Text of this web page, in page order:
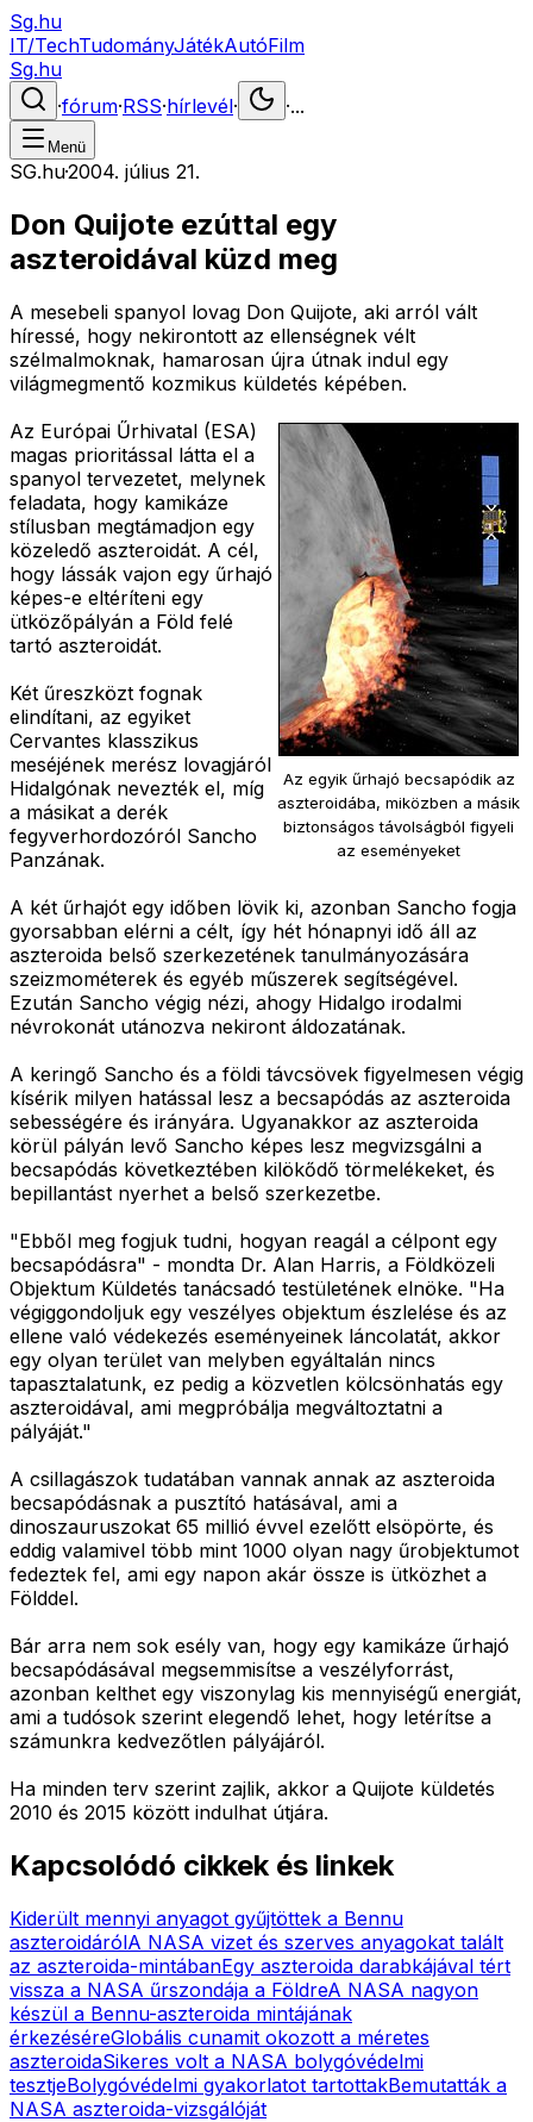
Sg.hu
IT/TechTudományJátékAutóFilm
Sg.hu
·fórum·RSS·hírlevél· ·...
Menü
SG.hu·2004. július 21.
Don Quijote ezúttal egy
aszteroidával küzd meg
A mesebeli spanyol lovag Don Quijote, aki arról vált
híressé, hogy nekirontott az ellenségnek vélt
szélmalmoknak, hamarosan újra útnak indul egy
világmegmentő kozmikus küldetés képében.
Az egyik űrhajó becsapódik az
aszteroidába, miközben a másik
biztonságos távolságból figyeli
az eseményeket
Az Európai Űrhivatal (ESA)
magas prioritással látta el a
spanyol tervezetet, melynek
feladata, hogy kamikáze
stílusban megtámadjon egy
közeledő aszteroidát. A cél,
hogy lássák vajon egy űrhajó
képes-e eltéríteni egy
ütközőpályán a Föld felé
tartó aszteroidát.
Két űreszközt fognak
elindítani, az egyiket
Cervantes klasszikus
meséjének merész lovagjáról
Hidalgónak nevezték el, míg
a másikat a derék
fegyverhordozóról Sancho
Panzának.
A két űrhajót egy időben lövik ki, azonban Sancho fogja
gyorsabban elérni a célt, így hét hónapnyi idő áll az
aszteroida belső szerkezetének tanulmányozására
szeizmométerek és egyéb műszerek segítségével.
Ezután Sancho végig nézi, ahogy Hidalgo irodalmi
névrokonát utánozva nekiront áldozatának.
A keringő Sancho és a földi távcsövek figyelmesen végig
kísérik milyen hatással lesz a becsapódás az aszteroida
sebességére és irányára. Ugyanakkor az aszteroida
körül pályán levő Sancho képes lesz megvizsgálni a
becsapódás következtében kilökődő törmelékeket, és
bepillantást nyerhet a belső szerkezetbe.
"Ebből meg fogjuk tudni, hogyan reagál a célpont egy
becsapódásra" - mondta Dr. Alan Harris, a Földközeli
Objektum Küldetés tanácsadó testületének elnöke. "Ha
végiggondoljuk egy veszélyes objektum észlelése és az
ellene való védekezés eseményeinek láncolatát, akkor
egy olyan terület van melyben egyáltalán nincs
tapasztalatunk, ez pedig a közvetlen kölcsönhatás egy
aszteroidával, ami megpróbálja megváltoztatni a
pályáját."
A csillagászok tudatában vannak annak az aszteroida
becsapódásnak a pusztító hatásával, ami a
dinoszauruszokat 65 millió évvel ezelőtt elsöpörte, és
eddig valamivel több mint 1000 olyan nagy űrobjektumot
fedeztek fel, ami egy napon akár össze is ütközhet a
Földdel.
Bár arra nem sok esély van, hogy egy kamikáze űrhajó
becsapódásával megsemmisítse a veszélyforrást,
azonban kelthet egy viszonylag kis mennyiségű energiát,
ami a tudósok szerint elegendő lehet, hogy letérítse a
számunkra kedvezőtlen pályájáról.
Ha minden terv szerint zajlik, akkor a Quijote küldetés
2010 és 2015 között indulhat útjára.
Kapcsolódó cikkek és linkek
Kiderült mennyi anyagot gyűjtöttek a Bennu
aszteroidárólA NASA vizet és szerves anyagokat talált
az aszteroida-mintábanEgy aszteroida darabkájával tért
vissza a NASA űrszondája a FöldreA NASA nagyon
készül a Bennu-aszteroida mintájának
érkezéséreGlobális cunamit okozott a méretes
aszteroidaSikeres volt a NASA bolygóvédelmi
tesztjeBolygóvédelmi gyakorlatot tartottakBemutatták a
NASA aszteroida-vizsgálóját